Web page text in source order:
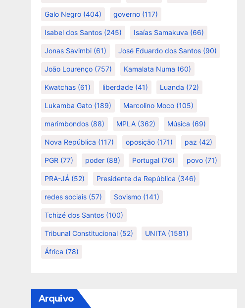
Galo Negro (404) governo (117)
Isabel dos Santos (245) Isaías Samakuva (66)
Jonas Savimbi (61) José Eduardo dos Santos (90)
João Lourenço (757) Kamalata Numa (60)
Kwatchas (61) liberdade (41) Luanda (72)
Lukamba Gato (189) Marcolino Moco (105)
marimbondos (88) MPLA (362) Música (69)
Nova República (117) oposição (171) paz (42)
PGR (77) poder (88) Portugal (76) povo (71)
PRA-JÁ (52) Presidente da República (346)
redes sociais (57) Sovismo (141)
Tchizé dos Santos (100)
Tribunal Constitucional (52) UNITA (1581)
África (78)
Arquivo